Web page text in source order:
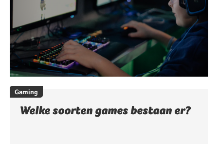
Gaming
Welke soorten games bestaan er?